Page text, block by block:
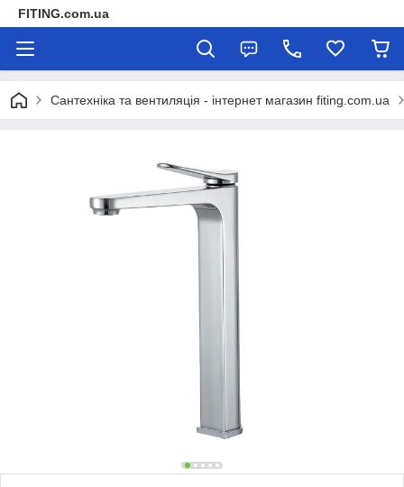
FITING.com.ua
Сантехніка та вентиляція - інтернет магазин fiting.com.ua